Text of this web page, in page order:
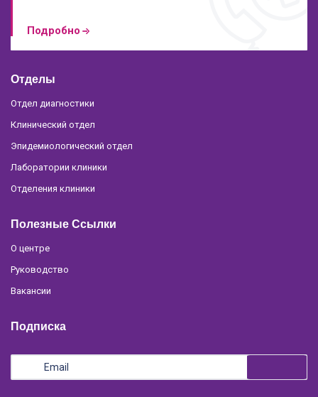
Подробно
Отделы
Отдел диагностики
Клинический отдел
Эпидемиологический отдел
Лаборатории клиники
Отделения клиники
Полезные Ссылки
О центре
Руководство
Вакансии
Подписка